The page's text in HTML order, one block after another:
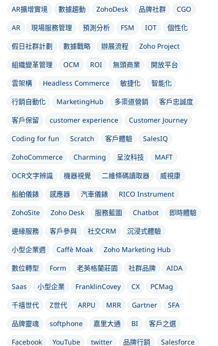
AR擴增實境
數據趨動 ZohoDesk 品牌社群
CGO
AR
現場服務管理 預測分析 FSM IOT
個性化
假日社群計劃
數據戰略 辦展流程
Zoho Project
組織變革管理
OCM ROI 無頭商業
開放平台
雲架構
Headless Commerce 敏捷化
智能化
行銷自動化
MarketingHub 多渠道營銷
客戶忠誠度
客戶保留
customer experience
Customer Journey
Coding for fun
Scratch 客戶體驗
SalesIQ
ZohoCommerce
Charming 呈汝科技
MAFT
OCR文字辨識
機器視覺 二維條碼讀取器
威視康
船舶儀錶
感應器 汽車儀錶
RICO Instrument
ZohoSite
Zoho Desk 服務藍圖 Chatbot
即時體驗
邊緣服務
客戶參與 社交CRM
沉浸式體驗
小型企業週
Caffè Moak
Zoho Marketing Hub
數位轉型
Form 老英格蘭莊園 社群品牌
AIDA
Saas
小型企業 FranklinCovey CX
PCMag
千禧世代
Z世代 ARPU MRR Gartner
SFA
品牌靈魂
softphone 嘉里大通 BI
客戶之選
Facebook
YouTube twitter 品牌行銷
Salesforce